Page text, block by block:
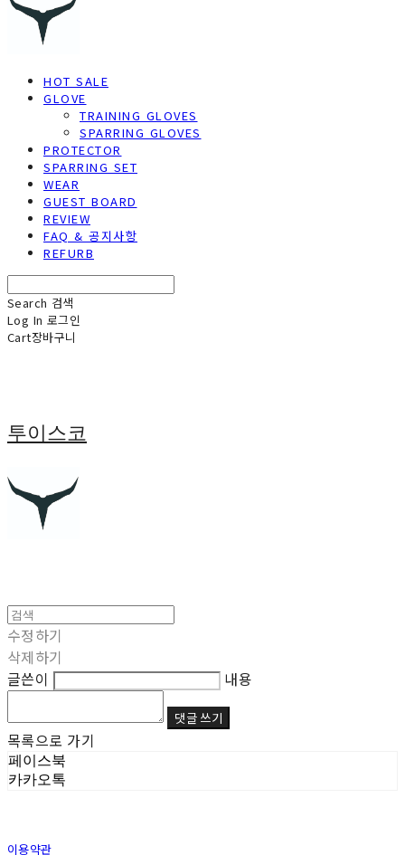
HOT SALE
GLOVE
TRAINING GLOVES
SPARRING GLOVES
PROTECTOR
SPARRING SET
WEAR
GUEST BOARD
REVIEW
FAQ & 공지사항
REFURB
Search 검색
Log In 로그인
Cart장바구니
투이스코
수정하기
삭제하기
글쓴이
내용
댓글 쓰기
목록으로 가기
페이스북
카카오톡
이용약관